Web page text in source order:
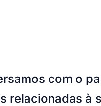
com o
relacionadas à